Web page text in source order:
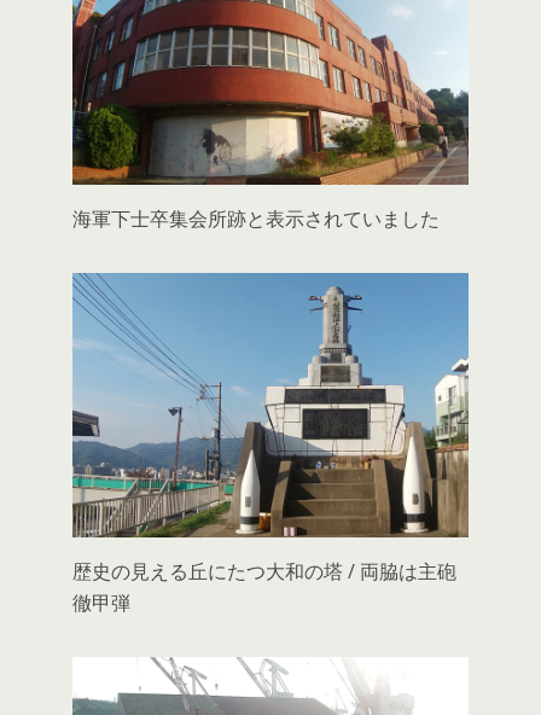
海軍下士卒集会所跡と表示されていました
歴史の見える丘にたつ大和の塔 / 両脇は主砲
徹甲弾